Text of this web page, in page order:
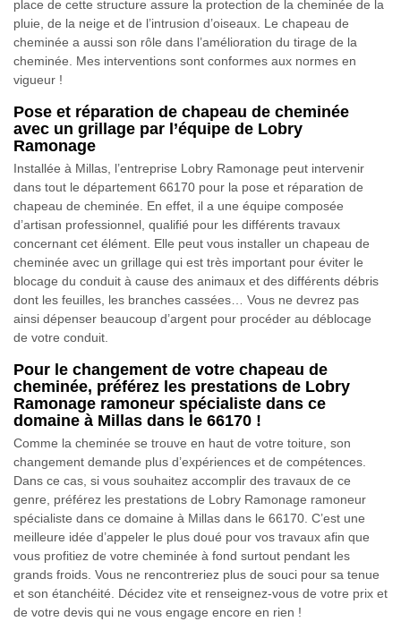
place de cette structure assure la protection de la cheminée de la
pluie, de la neige et de l’intrusion d’oiseaux. Le chapeau de
cheminée a aussi son rôle dans l’amélioration du tirage de la
cheminée. Mes interventions sont conformes aux normes en
vigueur !
Pose et réparation de chapeau de cheminée
avec un grillage par l’équipe de Lobry
Ramonage
Installée à Millas, l’entreprise Lobry Ramonage peut intervenir
dans tout le département 66170 pour la pose et réparation de
chapeau de cheminée. En effet, il a une équipe composée
d’artisan professionnel, qualifié pour les différents travaux
concernant cet élément. Elle peut vous installer un chapeau de
cheminée avec un grillage qui est très important pour éviter le
blocage du conduit à cause des animaux et des différents débris
dont les feuilles, les branches cassées… Vous ne devrez pas
ainsi dépenser beaucoup d’argent pour procéder au déblocage
de votre conduit.
Pour le changement de votre chapeau de
cheminée, préférez les prestations de Lobry
Ramonage ramoneur spécialiste dans ce
domaine à Millas dans le 66170 !
Comme la cheminée se trouve en haut de votre toiture, son
changement demande plus d’expériences et de compétences.
Dans ce cas, si vous souhaitez accomplir des travaux de ce
genre, préférez les prestations de Lobry Ramonage ramoneur
spécialiste dans ce domaine à Millas dans le 66170. C’est une
meilleure idée d’appeler le plus doué pour vos travaux afin que
vous profitiez de votre cheminée à fond surtout pendant les
grands froids. Vous ne rencontreriez plus de souci pour sa tenue
et son étanchéité. Décidez vite et renseignez-vous de votre prix et
de votre devis qui ne vous engage encore en rien !